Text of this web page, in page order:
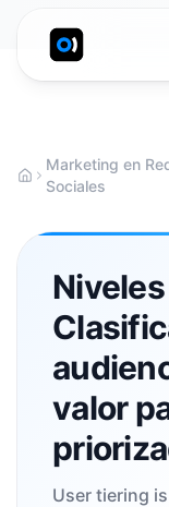
Marketing en
Sociales
valor
User tiering